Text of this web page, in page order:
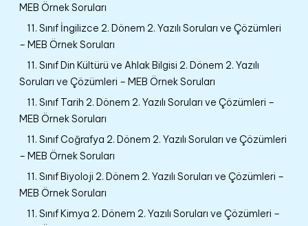
MEB Örnek Soruları
11. Sınıf İngilizce 2. Dönem 2. Yazılı Soruları ve Çözümleri
– MEB Örnek Soruları
11. Sınıf Din Kültürü ve Ahlak Bilgisi 2. Dönem 2. Yazılı
Soruları ve Çözümleri – MEB Örnek Soruları
11. Sınıf Tarih 2. Dönem 2. Yazılı Soruları ve Çözümleri –
MEB Örnek Soruları
11. Sınıf Coğrafya 2. Dönem 2. Yazılı Soruları ve Çözümleri
– MEB Örnek Soruları
11. Sınıf Biyoloji 2. Dönem 2. Yazılı Soruları ve Çözümleri –
MEB Örnek Soruları
11. Sınıf Kimya 2. Dönem 2. Yazılı Soruları ve Çözümleri –